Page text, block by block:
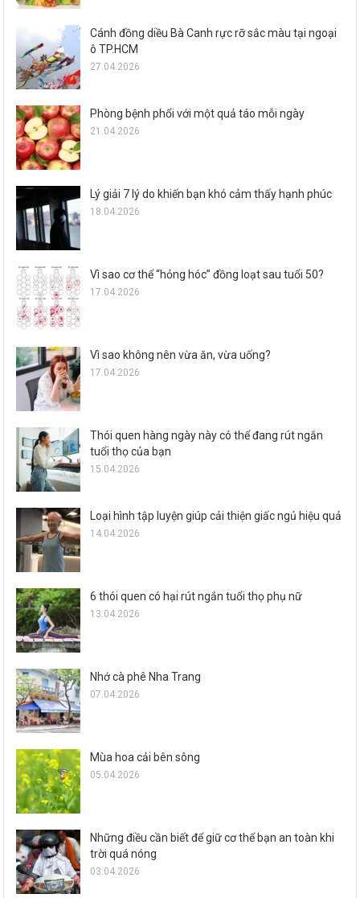
Cánh đồng diều Bà Canh rực rỡ sắc màu tại ngoại
ô TP.HCM
27.04.2026
Phòng bệnh phổi với một quả táo mỗi ngày
21.04.2026
Lý giải 7 lý do khiến bạn khó cảm thấy hạnh phúc
18.04.2026
Vì sao cơ thể “hỏng hóc” đồng loạt sau tuổi 50?
17.04.2026
Vì sao không nên vừa ăn, vừa uống?
17.04.2026
Thói quen hàng ngày này có thể đang rút ngắn
tuổi thọ của bạn
15.04.2026
Loại hình tập luyện giúp cải thiện giấc ngủ hiệu quả
14.04.2026
6 thói quen có hại rút ngắn tuổi thọ phụ nữ
13.04.2026
Nhớ cà phê Nha Trang
07.04.2026
Mùa hoa cải bên sông
05.04.2026
Những điều cần biết để giữ cơ thể bạn an toàn khi
trời quá nóng
03.04.2026